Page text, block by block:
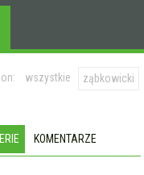
wszystkie ząbkowicki
KOMENTARZE